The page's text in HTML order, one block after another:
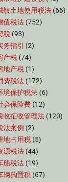
镇土地使用税法 (66)
值税法 (752)
税 (93)
务指引
(2)
产税 (74)
地产税 (1)
费税法 (172)
境保护税法 (6)
会保险费 (12)
收征收管理法 (120)
法案例 (2)
地占用税 (5)
源税法 (44)
船税法 (19)
辆购置税 (67)